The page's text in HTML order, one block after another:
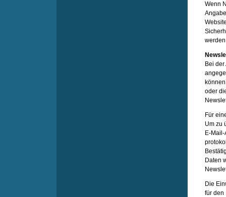
Wenn
Bei
oder
Für
Um zu
E-Mail-
Daten
Die
für den